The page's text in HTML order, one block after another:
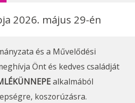
2026. május 29-én
és a Művelődési
Önt és kedves családját
alkalmából
koszorúzásra.